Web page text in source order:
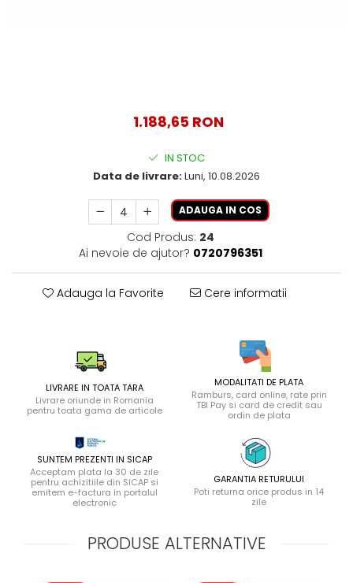
1.188,65 RON
IN STOC
Data de livrare:Luni, 10.08.2026
ADAUGA IN COS
Cod Produs: 24
Ai nevoie de ajutor? 0720796351
Adauga la Favorite Cere informatii
LIVRARE IN TOATA TARA
Livrare oriunde in Romania
pentru toata gama de articole
MODALITATI DE PLATA
Ramburs, card online, rate prin
TBI Pay si card de credit sau
ordin de plata
SUNTEM PREZENTI IN SICAP
Acceptam plata la 30 de zile
pentru achizitiile din SICAP si
emitem e-factura in portalul
electronic
GARANTIA RETURULUI
Poti returna orice produs in 14
zile
PRODUSE ALTERNATIVE